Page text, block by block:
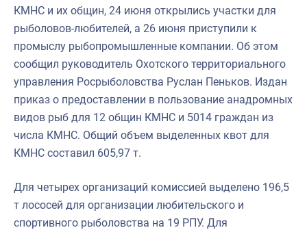
КМНС и их общин, 24 июня открылись участки для
рыболовов-любителей, а 26 июня приступили к
промыслу рыбопромышленные компании. Об этом
сообщил руководитель Охотского территориального
управления Росрыболовства Руслан Пеньков. Издан
приказ о предоставлении в пользование анадромных
видов рыб для 12 общин КМНС и 5014 граждан из
числа КМНС. Общий объем выделенных квот для
КМНС составил 605,97 т.
Для четырех организаций комиссией выделено 196,5
т лососей для организации любительского и
спортивного рыболовства на 19 РПУ. Для